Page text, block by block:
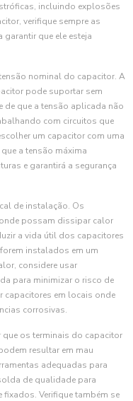
incluindo explosões
verifique sempre as
que ele esteja
nominal do capacitor. A
pode suportar sem
que a tensão aplicada não
com circuitos que
um capacitor com uma
a tensão máxima
e garantirá a segurança
de instalação. Os
possam dissipar calor
a vida útil dos capacitores
instalados em um
considere usar
para minimizar o risco de
capacitores em locais onde
corrosivas.
os terminais do capacitor
resultar em mau
adequadas para
de qualidade para
fixados. Verifique também se